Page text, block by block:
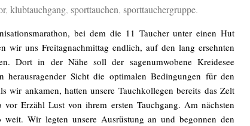
, klubtauchgang, sporttauchen, sporttauchergruppe.
bei dem die 11 Taucher unter einen Hut
wir uns Freitagnachmittag endlich, auf den lang ersehnten
Dort in der Nähe soll der sagenumwobene Kreidesee
herausragender Sicht die optimalen Bedingungen für den
wir ankamen, hatten unsere Tauchkollegen bereits das Zelt
Erzähl Lust von ihrem ersten Tauchgang. Am nächsten
Wir legten unsere Ausrüstung an und begonnen den